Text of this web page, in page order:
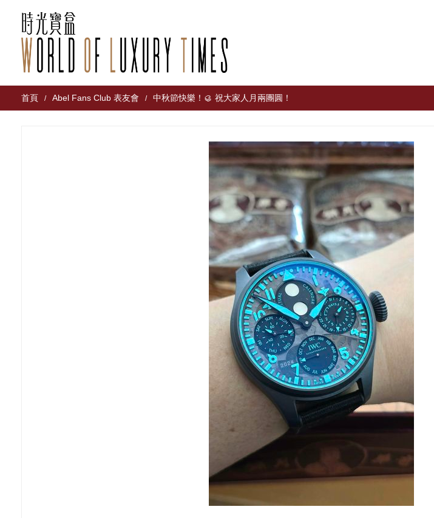
首頁 / Abel Fans Club 表友會 / 中秋節快樂！🥮 祝大家人月兩團圓！